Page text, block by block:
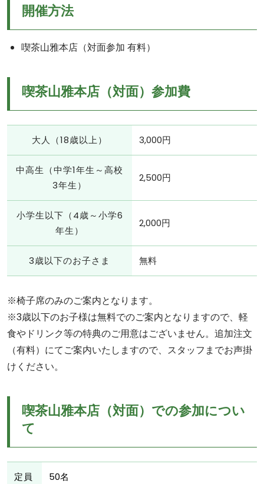
開催方法
喫茶山雅本店（対面参加 有料）
喫茶山雅本店（対面）参加費
大人（18歳以上） 3,000円
中高生（中学1年生～高校
3年生）
2,500円
小学生以下（4歳～小学6
年生）
2,000円
3歳以下のお子さま 無料
※椅子席のみのご案内となります。
※3歳以下のお子様は無料でのご案内となりますので、軽
食やドリンク等の特典のご用意はございません。追加注文
（有料）にてご案内いたしますので、スタッフまでお声掛
けください。
喫茶山雅本店（対面）での参加につい
て
定員 50名